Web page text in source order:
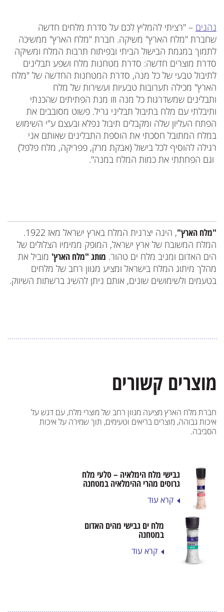
נהנים – "רציתי להמליץ לכם על סדרת מלחים חדשה
שחברת "מלח הארץ" משיקה. חברת "מלח הארץ" ממשיכה
לתמוך במגמת הבישול הביתי ובפיתוח תרבות המלח ומשיקה
סדרת מוצרים חדשה: סדרת מטחנות מלח ושפע תבלינים
לתיבול טבעי של כל מנה, סדרת המטחנות החדשה של "מלח
הארץ" מכילה תערובות טבעיות ועשירות של מלח
ותבלינים שמשדרגות כל מנה וזו מנת הפתיתים שהכנתי
ותיבלתי עם מלח בתיבול תבליני גריל. פשוט מסובבים את
הפתח העליון שלה ומקבלים תיבול נפלא ובעצם ע"י השימוש
במלח המתובל חסכתי את הוספת התבלינים שאותם אני
רגילה להוסיף לכל בישול (אבקת מרק, פפריקה, מלח פלפל)
וגם הפחתתי את כמות המלח במנה".
"מלח הארץ"
, הינה יצרנית המלח בארץ ישראל מאז 1922.
המלח המשובח של ארץ ישראל, המופק ממימיו הצלולים של
הים האדום ומניב מלח ים טהור. מותג "מלח הארץ' מוביל את
מהלך מיתוג המלח בישראל ומציע מגוון רחב של מלחים
בטעמים ולשימושים שונים, אותם ניתן להשיג ברשתות השיווק.
מוצרים קשורים
חברת מלח הארץ מציעה מגוון רחב של מוצרי מלח, עם דגש על
איכות גבוהה, מוצרים בריאים וטעימים, תוך שמירה על איכות
הסביבה.
גבישי מלח הימלאיה – סלעי מלח
גרוסים מהרי ההימלאיה במטחנה
קרא עוד
מלח ים גבישי מהים האדום
במטחנה
קרא עוד